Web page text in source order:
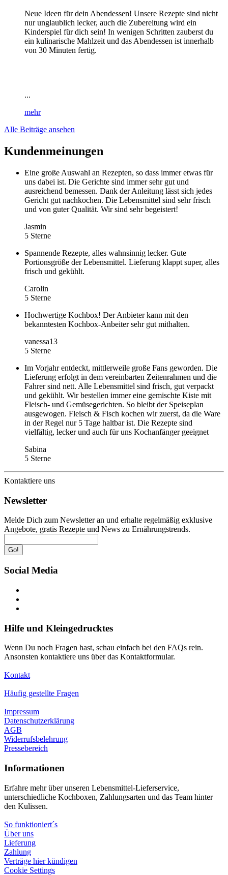
Neue Ideen für dein Abendessen! Unsere Rezepte sind nicht
nur unglaublich lecker, auch die Zubereitung wird ein
Kinderspiel für dich sein! In wenigen Schritten zauberst du
ein kulinarische Mahlzeit und das Abendessen ist innerhalb
von 30 Minuten fertig.
...
mehr
Alle Beiträge ansehen
Kundenmeinungen
Eine große Auswahl an Rezepten, so dass immer etwas für
uns dabei ist. Die Gerichte sind immer sehr gut und
ausreichend bemessen. Dank der Anleitung lässt sich jedes
Gericht gut nachkochen. Die Lebensmittel sind sehr frisch
und von guter Qualität. Wir sind sehr begeistert!
Jasmin
5 Sterne
Spannende Rezepte, alles wahnsinnig lecker. Gute
Portionsgröße der Lebensmittel. Lieferung klappt super, alles
frisch und gekühlt.
Carolin
5 Sterne
Hochwertige Kochbox! Der Anbieter kann mit den
bekanntesten Kochbox-Anbeiter sehr gut mithalten.
vanessa13
5 Sterne
Im Vorjahr entdeckt, mittlerweile große Fans geworden. Die
Lieferung erfolgt in dem vereinbarten Zeitenrahmen und die
Fahrer sind nett. Alle Lebensmittel sind frisch, gut verpackt
und gekühlt. Wir bestellen immer eine gemischte Kiste mit
Fleisch- und Gemüsegerichten. So bleibt der Speiseplan
ausgewogen. Fleisch & Fisch kochen wir zuerst, da die Ware
in der Regel nur 5 Tage haltbar ist. Die Rezepte sind
vielfältig, lecker und auch für uns Kochanfänger geeignet
Sabina
5 Sterne
Kontaktiere uns
Newsletter
Melde Dich zum Newsletter an und erhalte regelmäßig exklusive
Angebote, gratis Rezepte und News zu Ernährungstrends.
Go!
Social Media
Hilfe und Kleingedrucktes
Wenn Du noch Fragen hast, schau einfach bei den FAQs rein.
Ansonsten kontaktiere uns über das Kontaktformular.
Kontakt
Häufig gestellte Fragen
Impressum
Datenschutzerklärung
AGB
Widerrufsbelehrung
Pressebereich
Informationen
Erfahre mehr über unseren Lebensmittel-Lieferservice,
unterschiedliche Kochboxen, Zahlungsarten und das Team hinter
den Kulissen.
So funktioniert´s
Über uns
Lieferung
Zahlung
Verträge hier kündigen
Cookie Settings